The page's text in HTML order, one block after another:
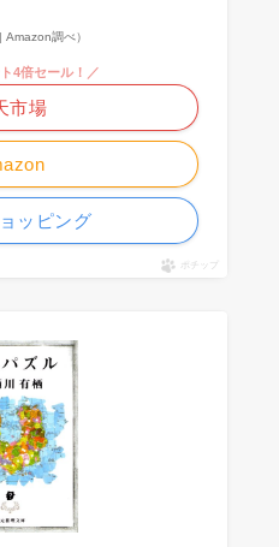
調べ）
4倍セール！／
市場
ッピング
ポチップ